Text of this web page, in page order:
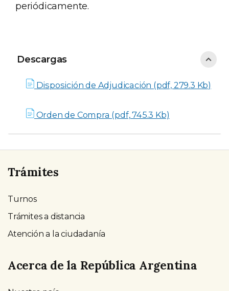
periódicamente.
Descargas
Descargas
Disposición de Adjudicación (pdf, 279.3 Kb)
Orden de Compra (pdf, 745.3 Kb)
Trámites
Turnos
Trámites a distancia
Atención a la ciudadanía
Acerca de la República Argentina